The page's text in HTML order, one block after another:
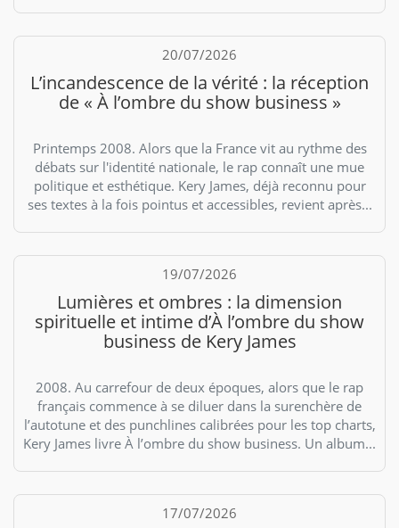
20/07/2026
L’incandescence de la vérité : la réception
de « À l’ombre du show business »
Printemps 2008. Alors que la France vit au rythme des
débats sur l'identité nationale, le rap connaît une mue
politique et esthétique. Kery James, déjà reconnu pour
ses textes à la fois pointus et accessibles, revient après...
19/07/2026
Lumières et ombres : la dimension
spirituelle et intime d’À l’ombre du show
business de Kery James
2008. Au carrefour de deux époques, alors que le rap
français commence à se diluer dans la surenchère de
l’autotune et des punchlines calibrées pour les top charts,
Kery James livre À l’ombre du show business. Un album...
17/07/2026